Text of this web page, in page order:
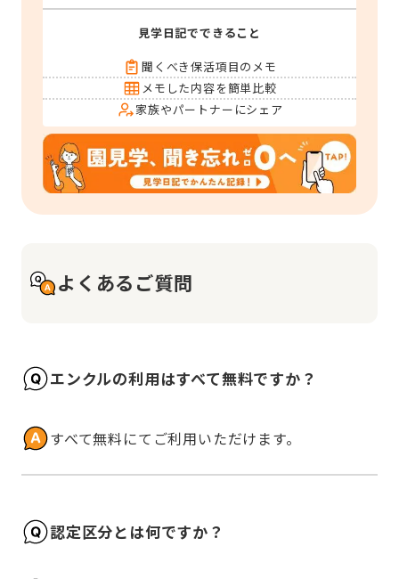
見学日記でできること
聞くべき保活項目のメモ
メモした内容を簡単比較
家族やパートナーにシェア
よくあるご質問
エンクルの利用はすべて無料ですか？
すべて無料にてご利用いただけます。
認定区分とは何ですか？